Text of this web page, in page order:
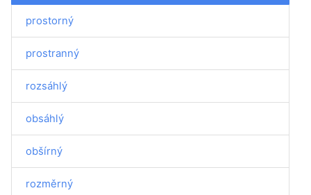
prostorný
prostranný
rozsáhlý
obsáhlý
obšírný
rozměrný